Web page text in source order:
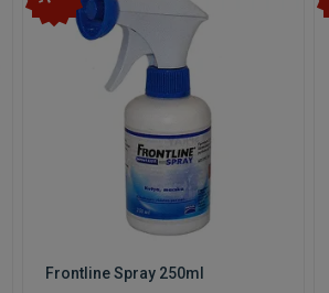
Frontline Spray 250ml